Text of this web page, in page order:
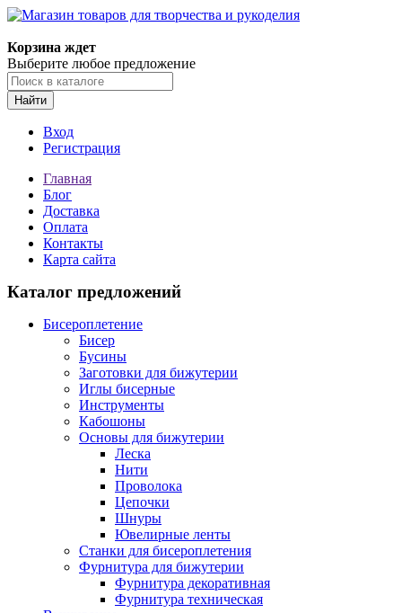
Корзина ждет
Выберите любое предложение
Найти
Вход
Регистрация
Главная
Блог
Доставка
Оплата
Контакты
Карта сайта
Каталог предложений
Бисероплетение
Бисер
Бусины
Заготовки для бижутерии
Иглы бисерные
Инструменты
Кабошоны
Основы для бижутерии
Леска
Нити
Проволока
Цепочки
Шнуры
Ювелирные ленты
Станки для бисероплетения
Фурнитура для бижутерии
Фурнитура декоративная
Фурнитура техническая